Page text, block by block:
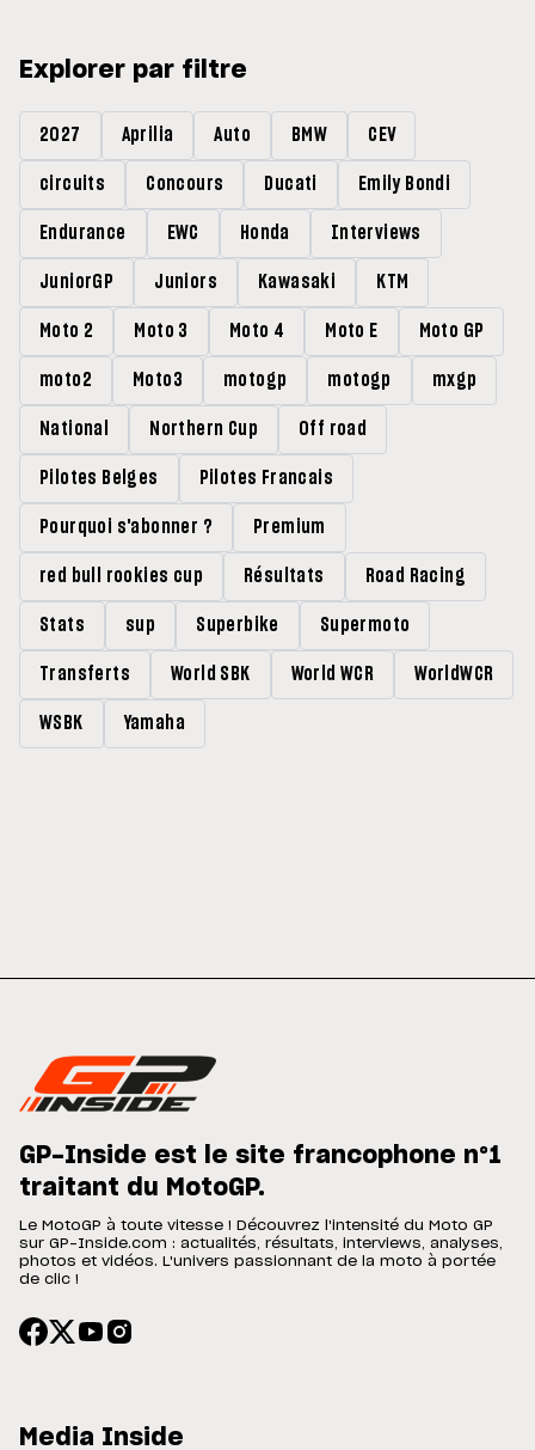
Explorer par filtre
2027 Aprilia Auto BMW CEV
circuits Concours Ducati Emily Bondi
Endurance EWC Honda Interviews
JuniorGP Juniors Kawasaki KTM
Moto 2 Moto 3 Moto 4 Moto E Moto GP
moto2 Moto3 motogp motogp mxgp
National Northern Cup Off road
Pilotes Belges Pilotes Francais
Pourquoi s'abonner ? Premium
red bull rookies cup Résultats Road Racing
Stats sup Superbike Supermoto
Transferts World SBK World WCR WorldWCR
WSBK Yamaha
GP-Inside est le site francophone n°1
traitant du MotoGP.
Le MotoGP à toute vitesse ! Découvrez l'intensité du Moto GP
sur GP-Inside.com : actualités, résultats, interviews, analyses,
photos et vidéos. L'univers passionnant de la moto à portée
de clic !
Media Inside